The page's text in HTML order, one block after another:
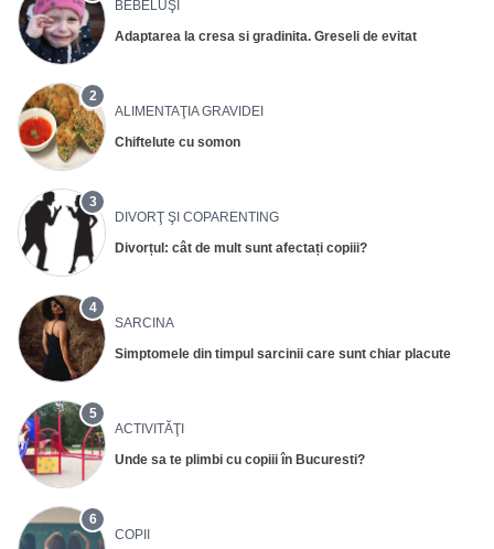
BEBELUŞI
Adaptarea la cresa si gradinita. Greseli de evitat
2
ALIMENTAŢIA GRAVIDEI
Chiftelute cu somon
3
DIVORŢ ŞI COPARENTING
Divorțul: cât de mult sunt afectați copiii?
4
SARCINA
Simptomele din timpul sarcinii care sunt chiar placute
5
ACTIVITĂŢI
Unde sa te plimbi cu copiii în Bucuresti?
6
COPII